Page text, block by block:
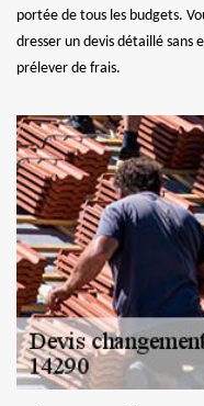
portée de tous les budgets.
dresser un devis détaillé sans
prélever de frais.